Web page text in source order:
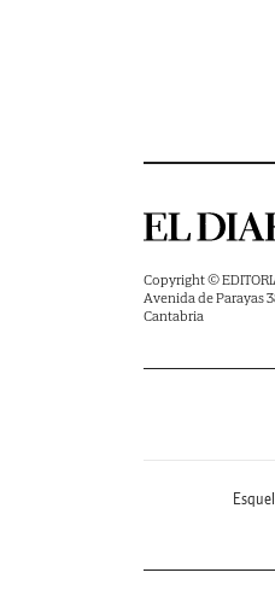
Copyright ©
Avenida de Parayas
Cantabria